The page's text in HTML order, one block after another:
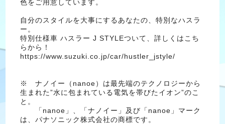
色をご用意しています。
自分のスタイルを大事にするあなたの、特別なハスラ
ー。
特別仕様車 ハスラー J STYLEついて、詳しくはこち
らから！
https://www.suzuki.co.jp/car/hustler_jstyle/
※ ナノイー（nanoe）は最先端のテクノロジーから
生まれた”水に包まれている電気を帯びたイオン”のこ
と。
「nanoe」、「ナノイー」及び「nanoe」マーク
は、パナソニック株式会社の商標です。